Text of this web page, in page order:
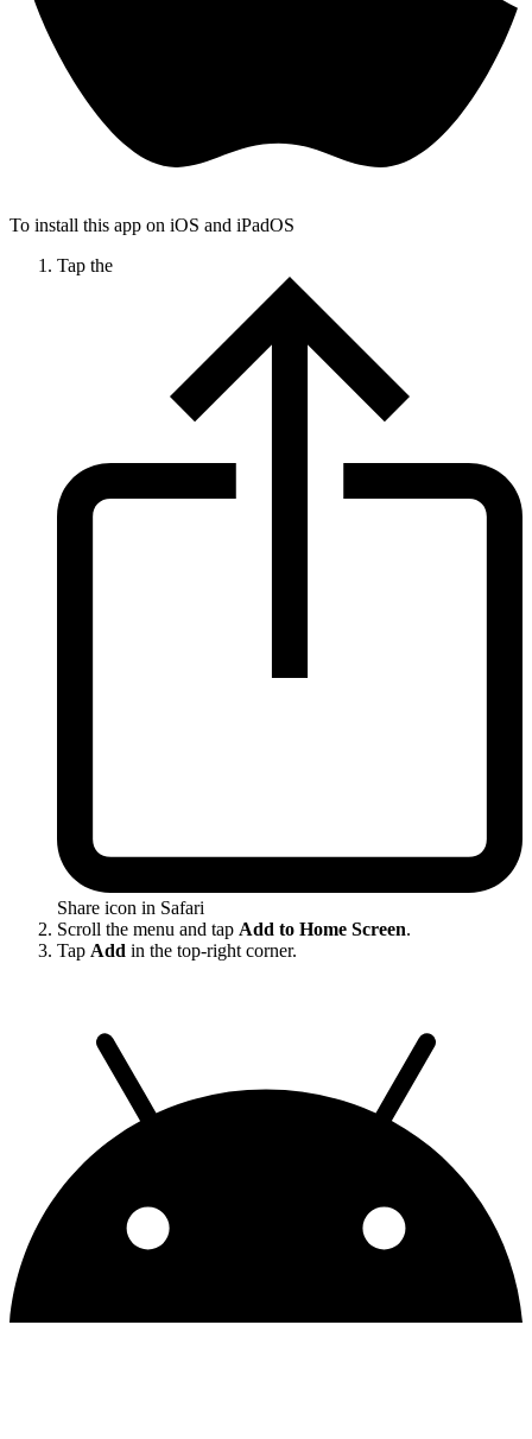
To install this app on iOS and iPadOS
Tap the
Share icon in Safari
Scroll the menu and tap Add to Home Screen.
Tap Add in the top-right corner.